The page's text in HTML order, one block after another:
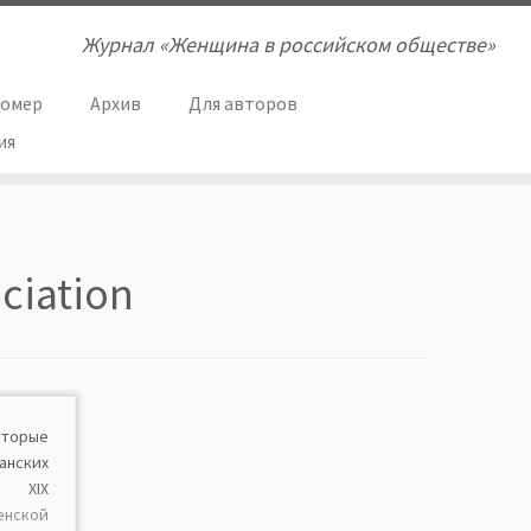
Журнал «Женщина в российском обществе»
Архив
Для авторов
XIX